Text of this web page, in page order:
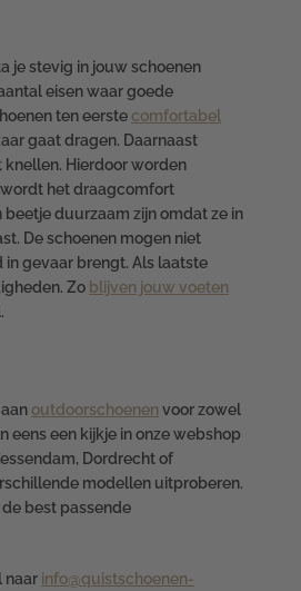
je stevig in jouw schoenen
eisen waar goede
ten eerste comfortabel
gaat dragen. Daarnaast
knellen. Hierdoor worden
het draagcomfort
duurzaam zijn omdat ze in
De schoenen mogen niet
gevaar brengt. Als laatste
Zo blijven jouw voeten
outdoorschoenen voor zowel
eens een kijkje in onze webshop
Dordrecht of
modellen uitproberen.
best passende
naar info@quistschoenen-